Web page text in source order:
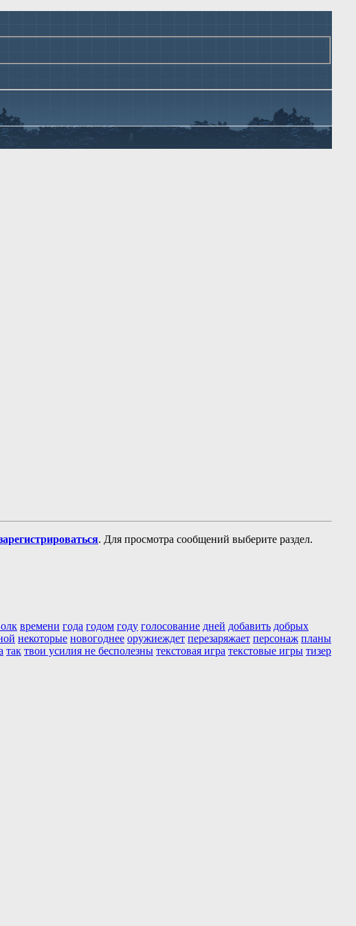
. Для просмотра сообщений выберите раздел.
времени года годом году голосование дней добавить добрых
некоторые новогоднее оружиеждет перезаряжает персонаж планы
так твои усилия не бесполезны текстовая игра текстовые игры тизер